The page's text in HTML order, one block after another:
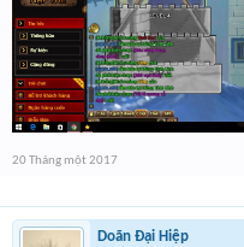
20 Tháng một 2017
Doãn Đại Hiệp